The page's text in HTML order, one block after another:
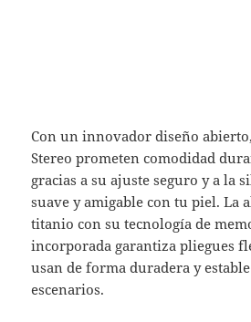
Con un innovador diseño
Stereo prometen comodidad
gracias a su ajuste seguro y a la
suave y amigable con tu piel. La
titanio con su tecnología de
incorporada garantiza pliegues
usan de forma duradera y
escenarios.